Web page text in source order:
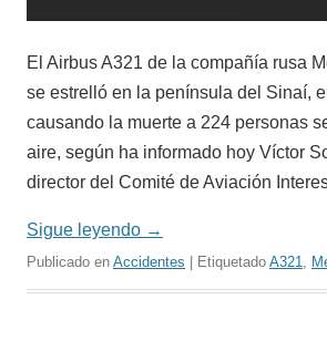
El Airbus A321 de la compañía rusa
se estrelló en la península del Sinaí,
causando la muerte a 224 personas
aire, según ha informado hoy Víctor
director del Comité de Aviación
Sigue leyendo →
Publicado en Accidentes | Etiquetado A321